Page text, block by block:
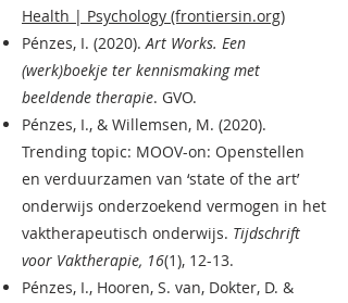
Health | Psychology (frontiersin.org)
Pénzes, I. (2020).Art Works. Een
(werk)boekje ter kennismaking met
beeldende therapie. GVO.
Pénzes, I., & Willemsen, M. (2020).
Trending topic: MOOV-on: Openstellen
en verduurzamen van ‘state of the art’
onderwijs onderzoekend vermogen in het
vaktherapeutisch onderwijs. Tijdschrift
voor Vaktherapie, 16(1), 12-13.
Pénzes, I., Hooren, S. van, Dokter, D. &